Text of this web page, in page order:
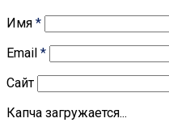
Имя *
Email *
Сайт
Капча загружается...